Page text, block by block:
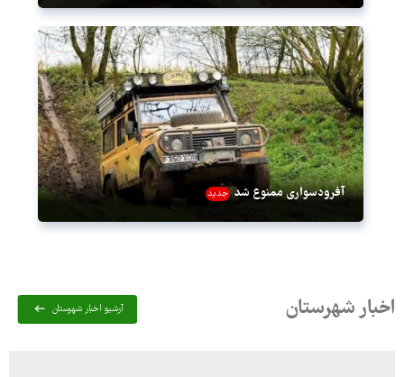
آفرودسواری ممنوع شد جدید
اخبار شهرستان آرشیو اخبار شهرستان